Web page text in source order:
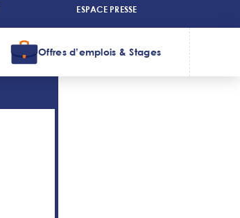
ESPACE PRESSE
Offres d’emplois & Stages